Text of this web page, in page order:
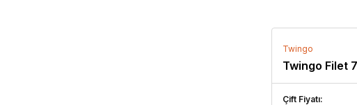
Twingo
Twingo Filet
Çift Fiyatı: